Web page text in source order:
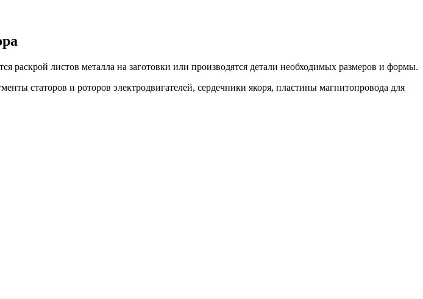
раскрой листов металла на заготовки или производятся детали необходимых размеров и формы.
статоров и роторов электродвигателей, сердечники якоря, пластины магнитопровода для